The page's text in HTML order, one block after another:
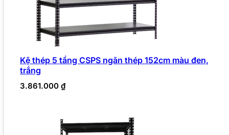
Kệ thép 5 tầng CSPS ngăn thép 152cm màu đen,
trắng
3.861.000 ₫